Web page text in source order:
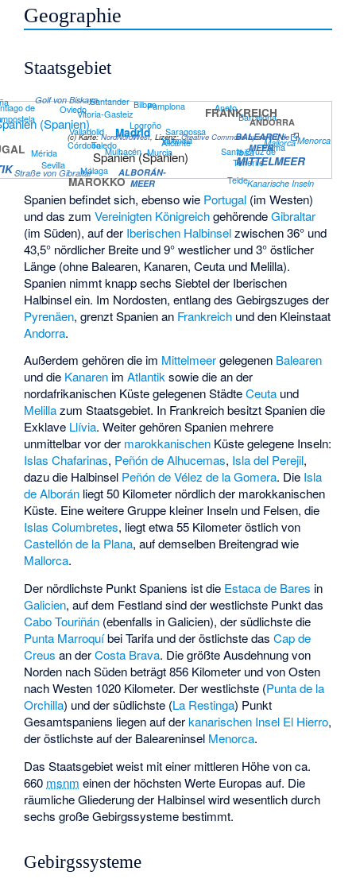
Geographie
Staatsgebiet
(c)Karte:NordNordWest, Lizenz:Creative Commons by-sa-3.0 de
Spanien (Spanien)
Madrid
Sevilla Málaga
Alicante
Córdoba
Saragossa
Oviedo
Palma
Vitoria-Gasteiz
Mérida
de
Santander Bilbao
Toledo
Valladolid
Barcelona
Logroño
Murcia
Pamplona
Valencia
Santa Cruz de
Tenerife
Mulhacén
Aneto
Teide
FRANKREICH
ANDORRA
MAROKKO
MITTELMEER
ALBORÁN-
MEER
BALEAREN-
MEER
Golf von Biskaya
Straße von Gibraltar
Ibiza
Menorca
Mallorca
Kanarische Inseln
Spanien befindet sich, ebenso wie Portugal (im Westen)
und das zumVereinigten KönigreichgehörendeGibraltar
(im Süden), auf der Iberischen Halbinselzwischen 36° und
43,5° nördlicher Breite und 9° westlicher und 3° östlicher
Länge (ohne Balearen, Kanaren, Ceuta und Melilla).
Spanien nimmt knapp sechs Siebtel der Iberischen
Halbinsel ein. Im Nordosten, entlang des Gebirgszuges der
Pyrenäen, grenzt Spanien an Frankreich und den Kleinstaat
Andorra.
Außerdem gehören die im Mittelmeergelegenen Balearen
und die Kanaren imAtlantiksowie die an der
nordafrikanischen Küste gelegenen StädteCeuta und
Melillazum Staatsgebiet. In Frankreich besitzt Spanien die
Exklave Llívia. Weiter gehören Spanien mehrere
unmittelbar vor der marokkanischen Küste gelegene Inseln:
Islas Chafarinas, Peñón de Alhucemas, Isla del Perejil,
dazu die Halbinsel Peñón de Vélez de la Gomera. Die Isla
de Alborán liegt 50 Kilometer nördlich der marokkanischen
Küste. Eine weitere Gruppe kleiner Inseln und Felsen, die
Islas Columbretes, liegt etwa 55 Kilometer östlich von
Castellón de la Plana, auf demselben Breitengrad wie
Mallorca.
Der nördlichste Punkt Spaniens ist die Estaca de Bares in
Galicien, auf dem Festland sind der westlichste Punkt das
Cabo Touriñán (ebenfalls in Galicien), der südlichste die
Punta Marroquíbei Tarifa und der östlichste dasCap de
Creus an derCosta Brava. Die größte Ausdehnung von
Norden nach Süden beträgt 856 Kilometer und von Osten
nach Westen 1020 Kilometer. Der westlichste (Punta de la
Orchilla) und der südlichste (La Restinga) Punkt
Gesamtspaniens liegen auf derkanarischen Insel El Hierro,
der östlichste auf der Baleareninsel Menorca.
Das Staatsgebiet weist mit einer mittleren Höhe von ca.
660 msnm einen der höchsten Werte Europas auf. Die
räumliche Gliederung der Halbinsel wird wesentlich durch
sechs große Gebirgssysteme bestimmt.
Gebirgssysteme